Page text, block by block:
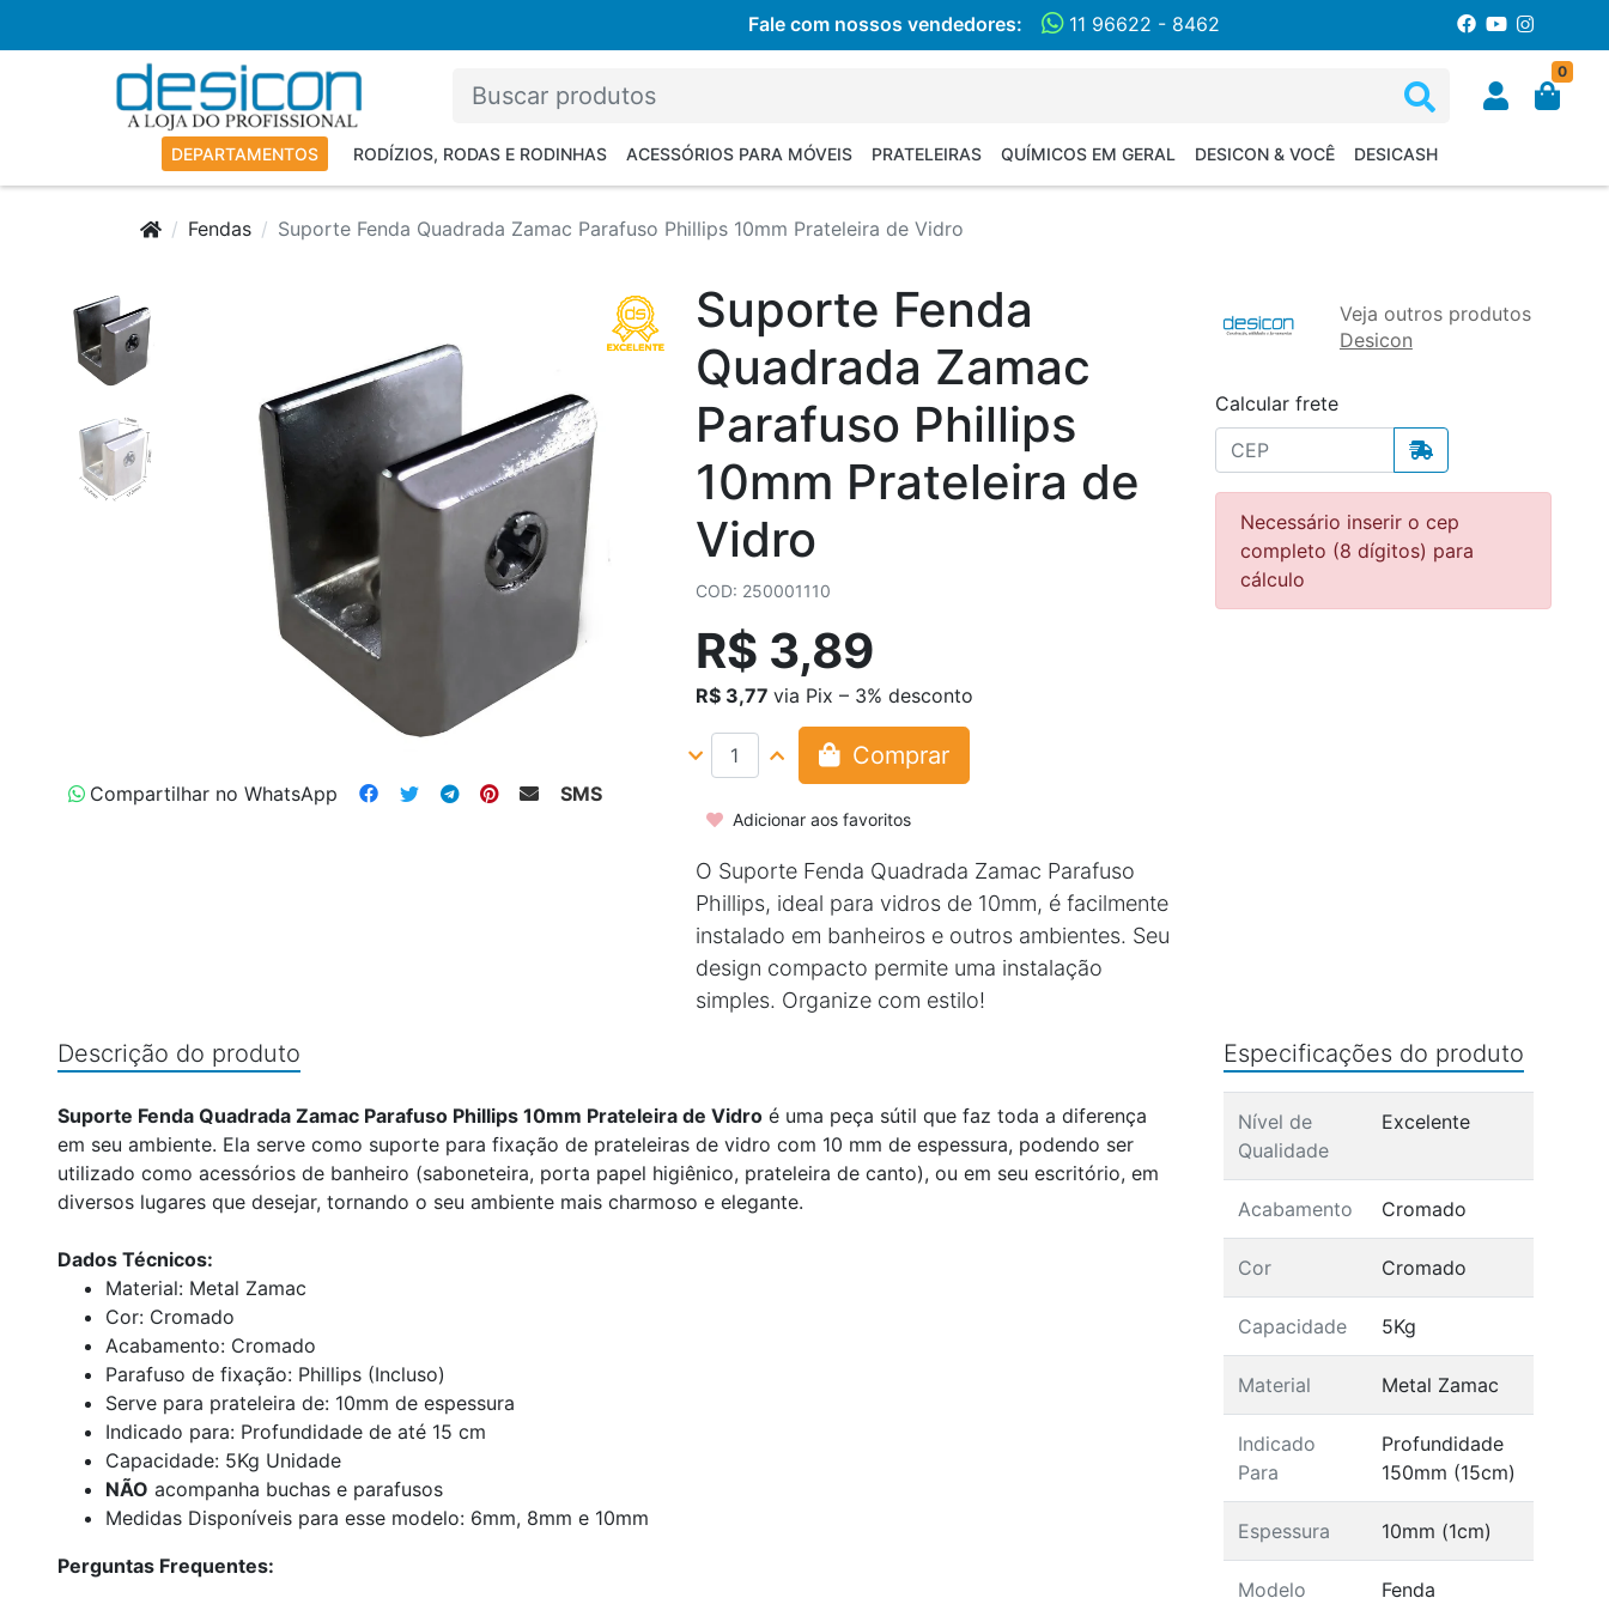
Fale com nossos vendedores: 11 96622 - 8462
0
DEPARTAMENTOS RODÍZIOS, RODAS E RODINHAS ACESSÓRIOS PARA MÓVEIS PRATELEIRAS QUÍMICOS EM GERAL DESICON & VOCÊ DESICASH
Fendas Suporte Fenda Quadrada Zamac Parafuso Phillips 10mm Prateleira de Vidro
Compartilhar no WhatsApp SMS
Suporte Fenda
Quadrada Zamac
Parafuso Phillips
10mm Prateleira de
Vidro
COD: 250001110
R$ 3,89
R$ 3,77 via Pix – 3% desconto
Comprar
Adicionar aos favoritos
O Suporte Fenda Quadrada Zamac Parafuso
Phillips, ideal para vidros de 10mm, é facilmente
instalado em banheiros e outros ambientes. Seu
design compacto permite uma instalação
simples. Organize com estilo!
Veja outros produtos
Desicon
Calcular frete
Necessário inserir o cep
completo (8 dígitos) para
cálculo
Descrição do produto
Suporte Fenda Quadrada Zamac Parafuso Phillips 10mm Prateleira de Vidro é uma peça sútil que faz toda a diferença
em seu ambiente. Ela serve como suporte para fixação de prateleiras de vidro com 10 mm de espessura, podendo ser
utilizado como acessórios de banheiro (saboneteira, porta papel higiênico, prateleira de canto), ou em seu escritório, em
diversos lugares que desejar, tornando o seu ambiente mais charmoso e elegante.
Dados Técnicos:
Material: Metal Zamac
Cor: Cromado
Acabamento: Cromado
Parafuso de fixação: Phillips (Incluso)
Serve para prateleira de: 10mm de espessura
Indicado para: Profundidade de até 15 cm
Capacidade: 5Kg Unidade
NÃO acompanha buchas e parafusos
Medidas Disponíveis para esse modelo: 6mm, 8mm e 10mm
Perguntas Frequentes:
Especificações do produto
Nível de
Qualidade
Excelente
Acabamento Cromado
Cor Cromado
Capacidade 5Kg
Material Metal Zamac
Indicado
Para
Profundidade
150mm (15cm)
Espessura 10mm (1cm)
Modelo Fenda